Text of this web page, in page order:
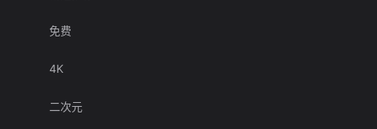
免费
4K
二次元